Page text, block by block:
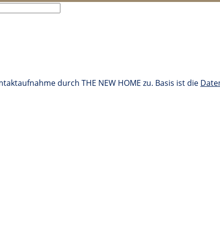
durch THE NEW HOME zu. Basis ist die